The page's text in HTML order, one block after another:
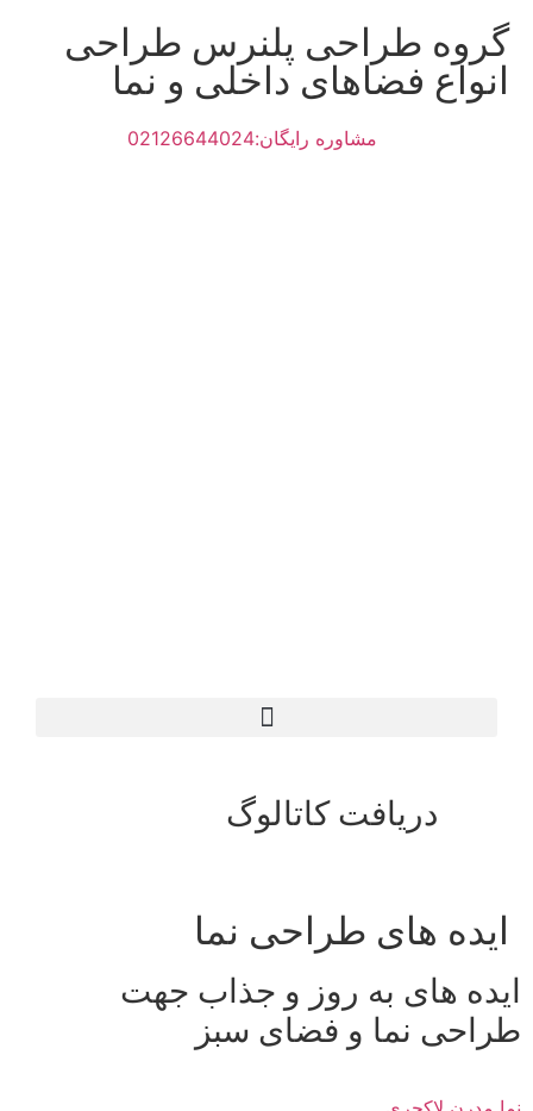
گروه طراحی پلنرس طراحی
انواع فضاهای داخلی و نما
مشاوره رایگان:02126644024
دریافت کاتالوگ
ایده های طراحی نما
ایده های به روز و جذاب جهت
طراحی نما و فضای سبز